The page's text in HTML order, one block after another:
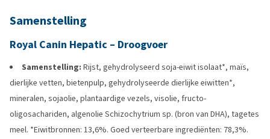
Samenstelling
Royal Canin Hepatic – Droogvoer
Samenstelling: Rijst, gehydrolyseerd soja-eiwit isolaat*, maïs,
dierlijke vetten, bietenpulp, gehydrolyseerde dierlijke eiwitten*,
mineralen, sojaolie, plantaardige vezels, visolie, fructo-
oligosachariden, algenolie Schizochytrium sp. (bron van DHA), tagetes
meel. *Eiwitbronnen: 13,6%. Goed verteerbare ingrediënten: 78,3%.